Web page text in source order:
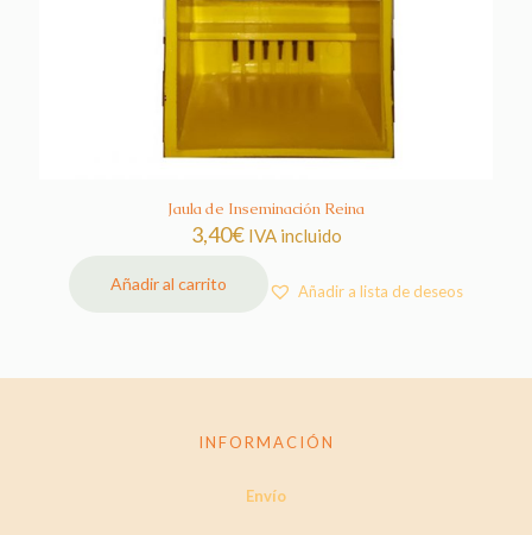
Jaula de Inseminación Reina
3,40€ IVA incluido
Añadir al carrito Añadir a lista de deseos
INFORMACIÓN
Envío